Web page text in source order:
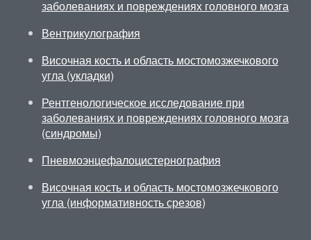
заболеваниях и повреждениях головного мозга
Вентрикулография
Височная кость и область мостомозжечкового
угла (укладки)
Рентгенологическое исследование при
заболеваниях и повреждениях головного мозга
(синдромы)
Пневмоэнцефалоцистернография
Височная кость и область мостомозжечкового
угла (информативность срезов)